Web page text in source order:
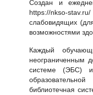
Cоздан и
https://nkso-
слабовидящих
возможностями
Каждый
неограниченным
системе (ЭБС) и
библиотечная